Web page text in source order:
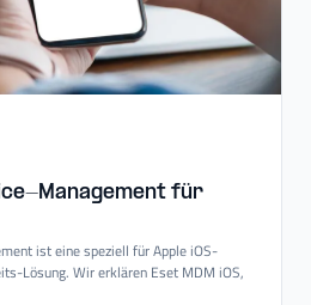
​Management für
ist eine speziell für Apple iOS-
Lösung. Wir erklären Eset MDM iOS,